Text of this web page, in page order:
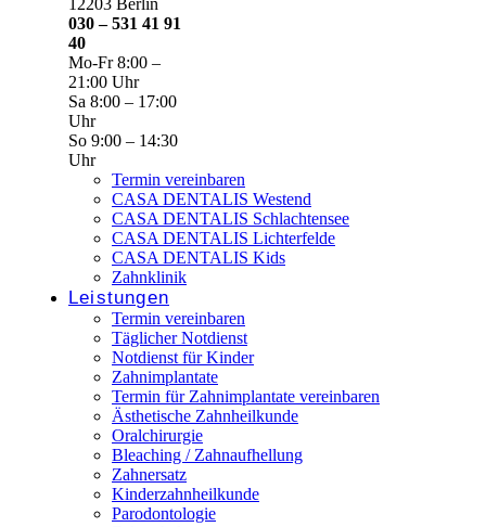
12203 Berlin
030 – 531 41 91
40
Mo-Fr 8:00 –
21:00 Uhr
Sa 8:00 – 17:00
Uhr
So 9:00 – 14:30
Uhr
Termin vereinbaren
CASA DENTALIS Westend
CASA DENTALIS Schlachtensee
CASA DENTALIS Lichterfelde
CASA DENTALIS Kids
Zahnklinik
Leistungen
Termin vereinbaren
Täglicher Notdienst
Notdienst für Kinder
Zahnimplantate
Termin für Zahnimplantate vereinbaren
Ästhetische Zahnheilkunde
Oralchirurgie
Bleaching / Zahnaufhellung
Zahnersatz
Kinderzahnheilkunde
Parodontologie